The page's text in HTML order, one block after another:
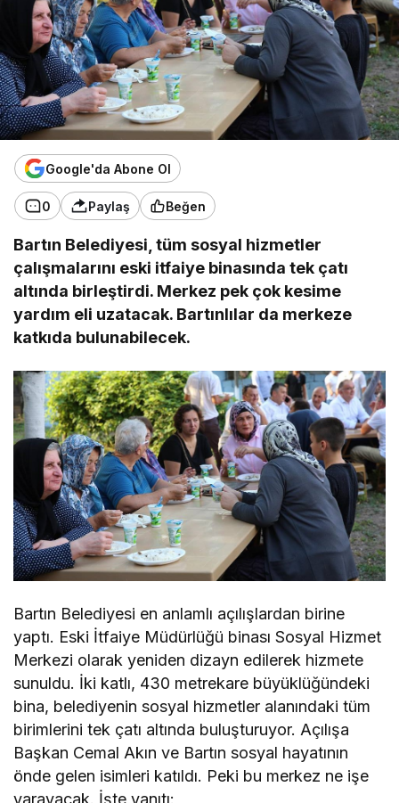
Google'da Abone Ol
0 Paylaş Beğen
Bartın Belediyesi, tüm sosyal hizmetler
çalışmalarını eski itfaiye binasında tek çatı
altında birleştirdi. Merkez pek çok kesime
yardım eli uzatacak. Bartınlılar da merkeze
katkıda bulunabilecek.
Bartın Belediyesi en anlamlı açılışlardan birine
yaptı. Eski İtfaiye Müdürlüğü binası Sosyal Hizmet
Merkezi olarak yeniden dizayn edilerek hizmete
sunuldu. İki katlı, 430 metrekare büyüklüğündeki
bina, belediyenin sosyal hizmetler alanındaki tüm
birimlerini tek çatı altında buluşturuyor. Açılışa
Başkan Cemal Akın ve Bartın sosyal hayatının
önde gelen isimleri katıldı. Peki bu merkez ne işe
yarayacak. İşte yanıtı: